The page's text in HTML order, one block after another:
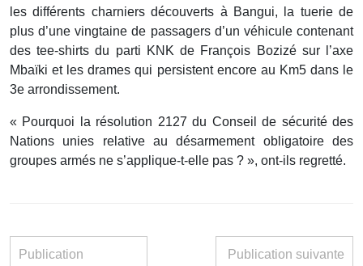
les différents charniers découverts à Bangui, la tuerie de
plus d’une vingtaine de passagers d’un véhicule contenant
des tee-shirts du parti KNK de François Bozizé sur l’axe
Mbaïki et les drames qui persistent encore au Km5 dans le
3e arrondissement.
« Pourquoi la résolution 2127 du Conseil de sécurité des
Nations unies relative au désarmement obligatoire des
groupes armés ne s’applique-t-elle pas ? », ont-ils regretté.
Publication
Publication suivante